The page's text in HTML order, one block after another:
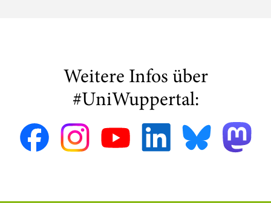
Weitere Infos über
#UniWuppertal: